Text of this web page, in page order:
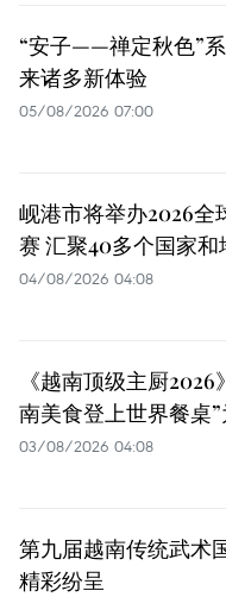
“安子——禅定秋色”
来诸多新体验
05/08/2026 07:00
岘港市将举办2026全
赛 汇聚40多个国家和
04/08/2026 04:08
《越南顶级主厨
南美食登上世界餐桌
03/08/2026 04:08
第九届越南传统武术
精彩纷呈